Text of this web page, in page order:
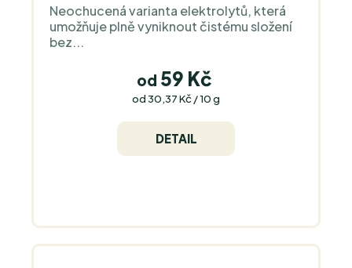
produktu
je
Neochucená varianta elektrolytů, která
umožňuje plně vyniknout čistému složení
bez...
od 59 Kč
Měrná
od 30,37 Kč / 10 g
DETAIL